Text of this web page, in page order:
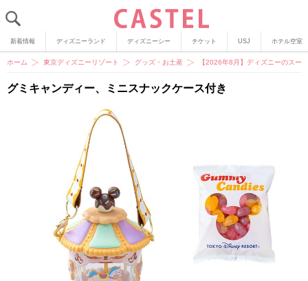
新着情報 ディズニーランド ディズニーシー チケット USJ ホテル空室
ホーム 東京ディズニーリゾート グッズ・お土産 【2026年8月】ディズニーのスー
グミキャンディー、ミニスナックケース付き